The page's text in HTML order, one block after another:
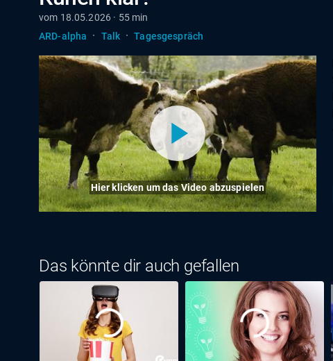
vom 18.05.2026 · 55 min
ARD-alpha
· Talk · Tagesgespräch
Hier klicken um das Video abzuspielen
Das könnte dir auch gefallen